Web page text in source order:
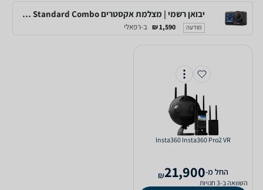
יבואן רשמי | מצלמת אקסטרים DJI Osmo Action 5 Pro Standard Combo
מודעה 1,590 ₪ ב-רפאלי
Insta360 Insta360 Pro2 VR
‫החל מ-21,900
₪
השוואה ב-3 חנויות